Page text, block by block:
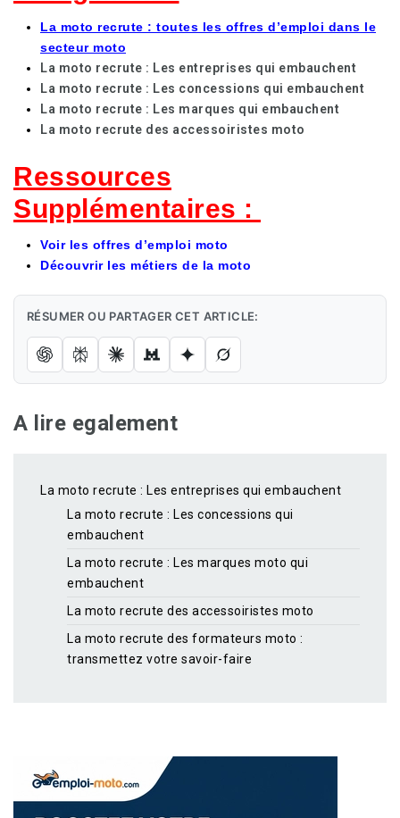
La moto recrute : toutes les offres d’emploi dans le
secteur moto
La moto recrute : Les entreprises qui embauchent
La moto recrute : Les concessions qui embauchent
La moto recrute : Les marques qui embauchent
La moto recrute des accessoiristes moto
Ressources
Supplémentaires :
Voir les offres d’emploi moto
Découvrir les métiers de la moto
RÉSUMER OU PARTAGER CET ARTICLE:
A lire egalement
La moto recrute : Les entreprises qui embauchent
La moto recrute : Les concessions qui
embauchent
La moto recrute : Les marques moto qui
embauchent
La moto recrute des accessoiristes moto
La moto recrute des formateurs moto :
transmettez votre savoir-faire